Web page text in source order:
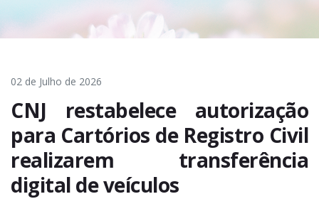
02 de Julho de 2026
CNJ restabelece autorização
para Cartórios de Registro Civil
realizarem transferência
digital de veículos